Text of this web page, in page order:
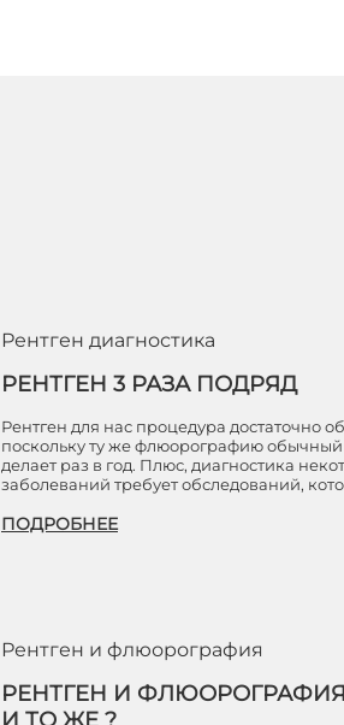
Рентген диагностика
РЕНТГЕН 3 РАЗА ПОДРЯД
Рентген для нас процедура достаточно
поскольку ту же флюорографию обычный
делает раз в год. Плюс, диагностика
заболеваний требует обследований,
ПОДРОБНЕЕ
Рентген и флюорография
РЕНТГЕН И